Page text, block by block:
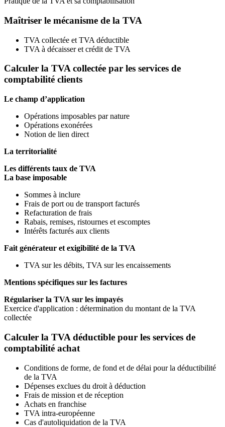
Maîtriser le mécanisme de la TVA
TVA collectée et TVA déductible
TVA à décaisser et crédit de TVA
Calculer la TVA collectée par les services de
comptabilité clients
Le champ d’application
Opérations imposables par nature
Opérations exonérées
Notion de lien direct
La territorialité
Les différents taux de TVA
La base imposable
Sommes à inclure
Frais de port ou de transport facturés
Refacturation de frais
Rabais, remises, ristournes et escomptes
Intérêts facturés aux clients
Fait générateur et exigibilité de la TVA
TVA sur les débits, TVA sur les encaissements
Mentions spécifiques sur les factures
Régulariser la TVA sur les impayés
Exercice d'application : détermination du montant de la TVA
collectée
Calculer la TVA déductible pour les services de
comptabilité achat
Conditions de forme, de fond et de délai pour la déductibilité
de la TVA
Dépenses exclues du droit à déduction
Frais de mission et de réception
Achats en franchise
TVA intra-européenne
Cas d'autoliquidation de la TVA